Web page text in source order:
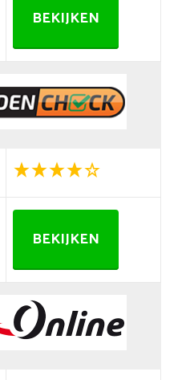
BEKIJKEN
BEKIJKEN